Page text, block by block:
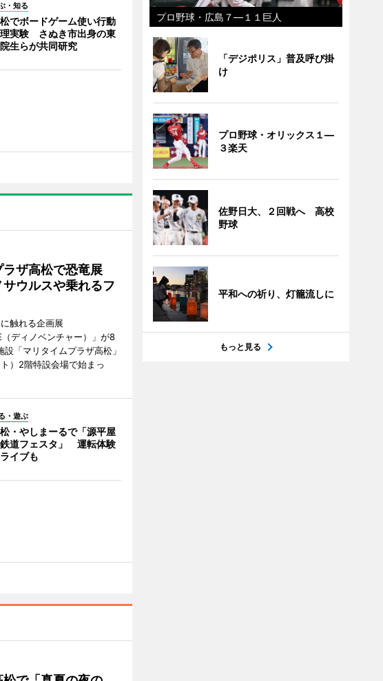
・知る
でボードゲーム使い行動
実験 さぬき市出身の東
生らが共同研究
ラザ高松で恐竜展
ウルスや乗れるフ
触れる企画展
（ディノベンチャー）」が8
設「マリタイムプラザ高松」
ト）2階特設会場で始まっ
・遊ぶ
・やしまーるで「源平屋
道フェスタ」 運転体験
イブも
プロ野球・広島７―１１巨人
「デジポリス」普及呼び掛
け
プロ野球・オリックス１―
３楽天
佐野日大、２回戦へ 高校
野球
平和への祈り、灯籠流しに
もっと見る